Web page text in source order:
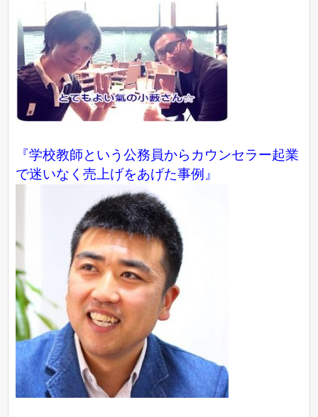
『学校教師という公務員からカウンセラー起業
で迷いなく売上げをあげた事例』